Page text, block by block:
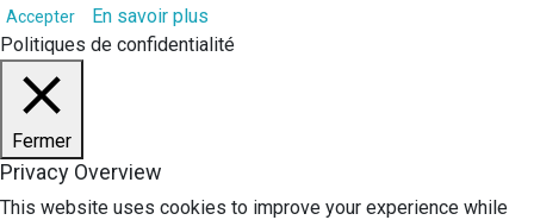
Accepter
En savoir plus
Politiques de confidentialité
Fermer
Privacy Overview
This website uses cookies to improve your experience while